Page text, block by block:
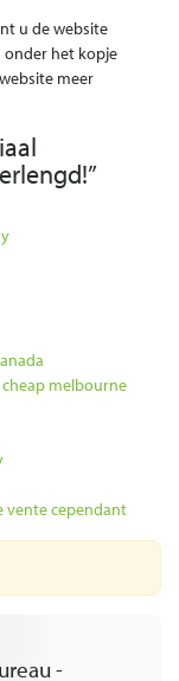
u de website
onder het kopje
meer
”
melbourne
vente cependant
-